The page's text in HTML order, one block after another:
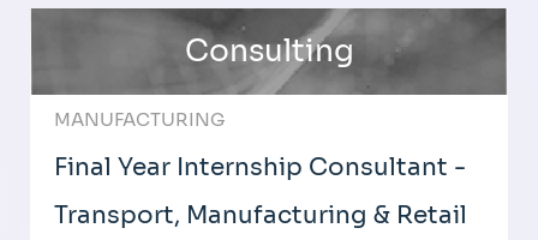
Consulting
MANUFACTURING
Final Year Internship Consultant -
Transport, Manufacturing & Retail